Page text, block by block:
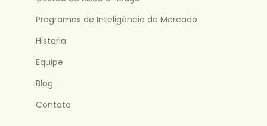
Programas de Inteligência de Mercado
Historia
Equipe
Blog
Contato